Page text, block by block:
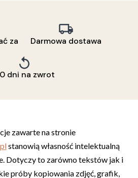
za
Darmowa dostawa
dni na zwrot
Informacje zawarte na stronie
stanowią własność intelektualną
Dotyczy to zarówno tekstów jak i
próby kopiowania zdjęć, grafik,